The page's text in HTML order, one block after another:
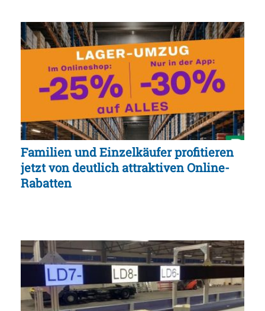
Familien und Einzelkäufer profitieren
jetzt von deutlich attraktiven Online-
Rabatten